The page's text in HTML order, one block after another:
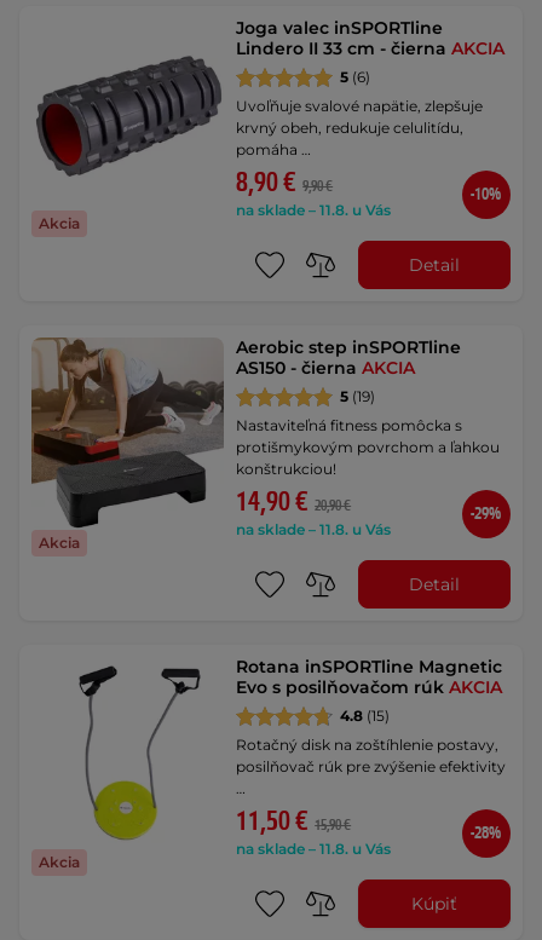
Akcia
Joga valec inSPORTline
Lindero II 33 cm - čiernaAKCIA
5 (6)
Uvoľňuje svalové napätie, zlepšuje
krvný obeh, redukuje celulitídu,
pomáha …
8,90 € 9,90 €
na sklade – 11.8. u Vás
-10%
Detail
Akcia
Aerobic step inSPORTline
AS150 - čiernaAKCIA
5 (19)
Nastaviteľná fitness pomôcka s
protišmykovým povrchom a ľahkou
konštrukciou!
14,90 € 20,90 €
na sklade – 11.8. u Vás
-29%
Detail
Akcia
Rotana inSPORTline Magnetic
Evo s posilňovačom rúkAKCIA
4.8 (15)
Rotačný disk na zoštíhlenie postavy,
posilňovač rúk pre zvýšenie efektivity
…
11,50 € 15,90 €
na sklade – 11.8. u Vás
-28%
Kúpiť